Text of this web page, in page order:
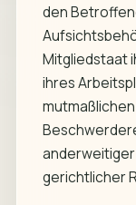
den
Mitgliedstaat
ihres
gerichtlicher